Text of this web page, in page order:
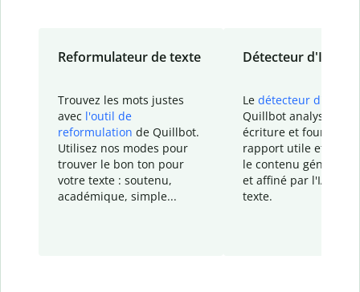
Reformulateur de texte
Trouvez les mots justes
avec l'outil de
reformulation de Quillbot.
Utilisez nos modes pour
trouver le bon ton pour
votre texte : soutenu,
académique, simple...
Détecteur d'IA
Le détecteur d'IA
Quillbot analyse votre
écriture et fournit un
rapport utile et
le contenu généré
et affiné par l'IA
texte.